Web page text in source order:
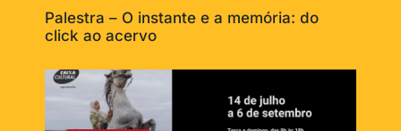
Palestra – O instante e a memória: do
click ao acervo